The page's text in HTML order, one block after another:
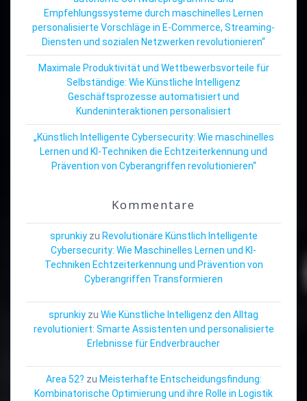
Empfehlungssysteme durch maschinelles Lernen
personalisierte Vorschläge in E-Commerce, Streaming-
Diensten und sozialen Netzwerken revolutionieren“
Maximale Produktivität und Wettbewerbsvorteile für
Selbständige: Wie Künstliche Intelligenz
Geschäftsprozesse automatisiert und
Kundeninteraktionen personalisiert
„Künstlich Intelligente Cybersecurity: Wie maschinelles
Lernen und KI-Techniken die Echtzeiterkennung und
Prävention von Cyberangriffen revolutionieren“
Kommentare
sprunkiyzu Revolutionäre Künstlich Intelligente
Cybersecurity: Wie Maschinelles Lernen und KI-
Techniken Echtzeiterkennung und Prävention von
Cyberangriffen Transformieren
sprunkiy zu Wie Künstliche Intelligenz den Alltag
revolutioniert: Smarte Assistenten und personalisierte
Erlebnisse für Endverbraucher
Area 52? zu Meisterhafte Entscheidungsfindung:
Kombinatorische Optimierung und ihre Rolle in Logistik